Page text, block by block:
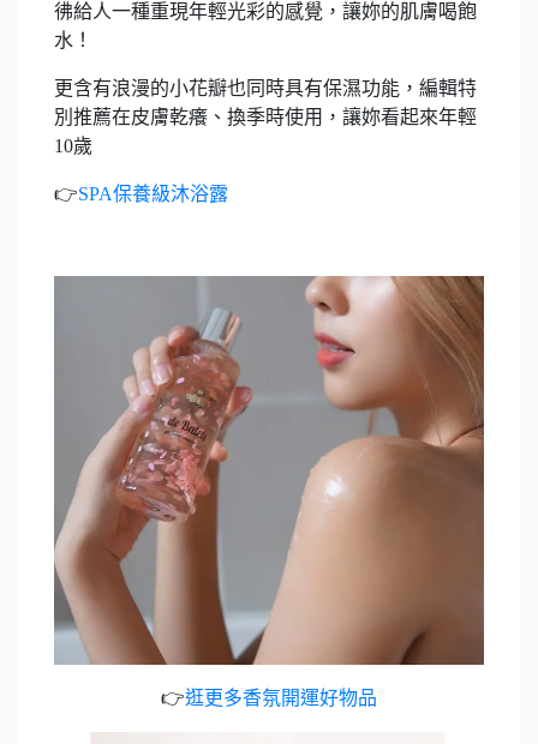
彿給人一種重現年輕光彩的感覺，讓妳的肌膚喝飽
水！
更含有浪漫的小花瓣也同時具有保濕功能，編輯特
別推薦在皮膚乾癢、換季時使用，讓妳看起來年輕
10歲
👉SPA保養級沐浴露
👉逛更多香氛開運好物品